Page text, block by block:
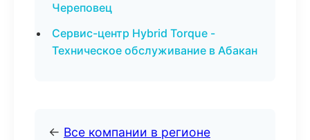
Череповец
Сервис-центр Hybrid Torque -
Техническое обслуживание в Абакан
← Все компании в регионе